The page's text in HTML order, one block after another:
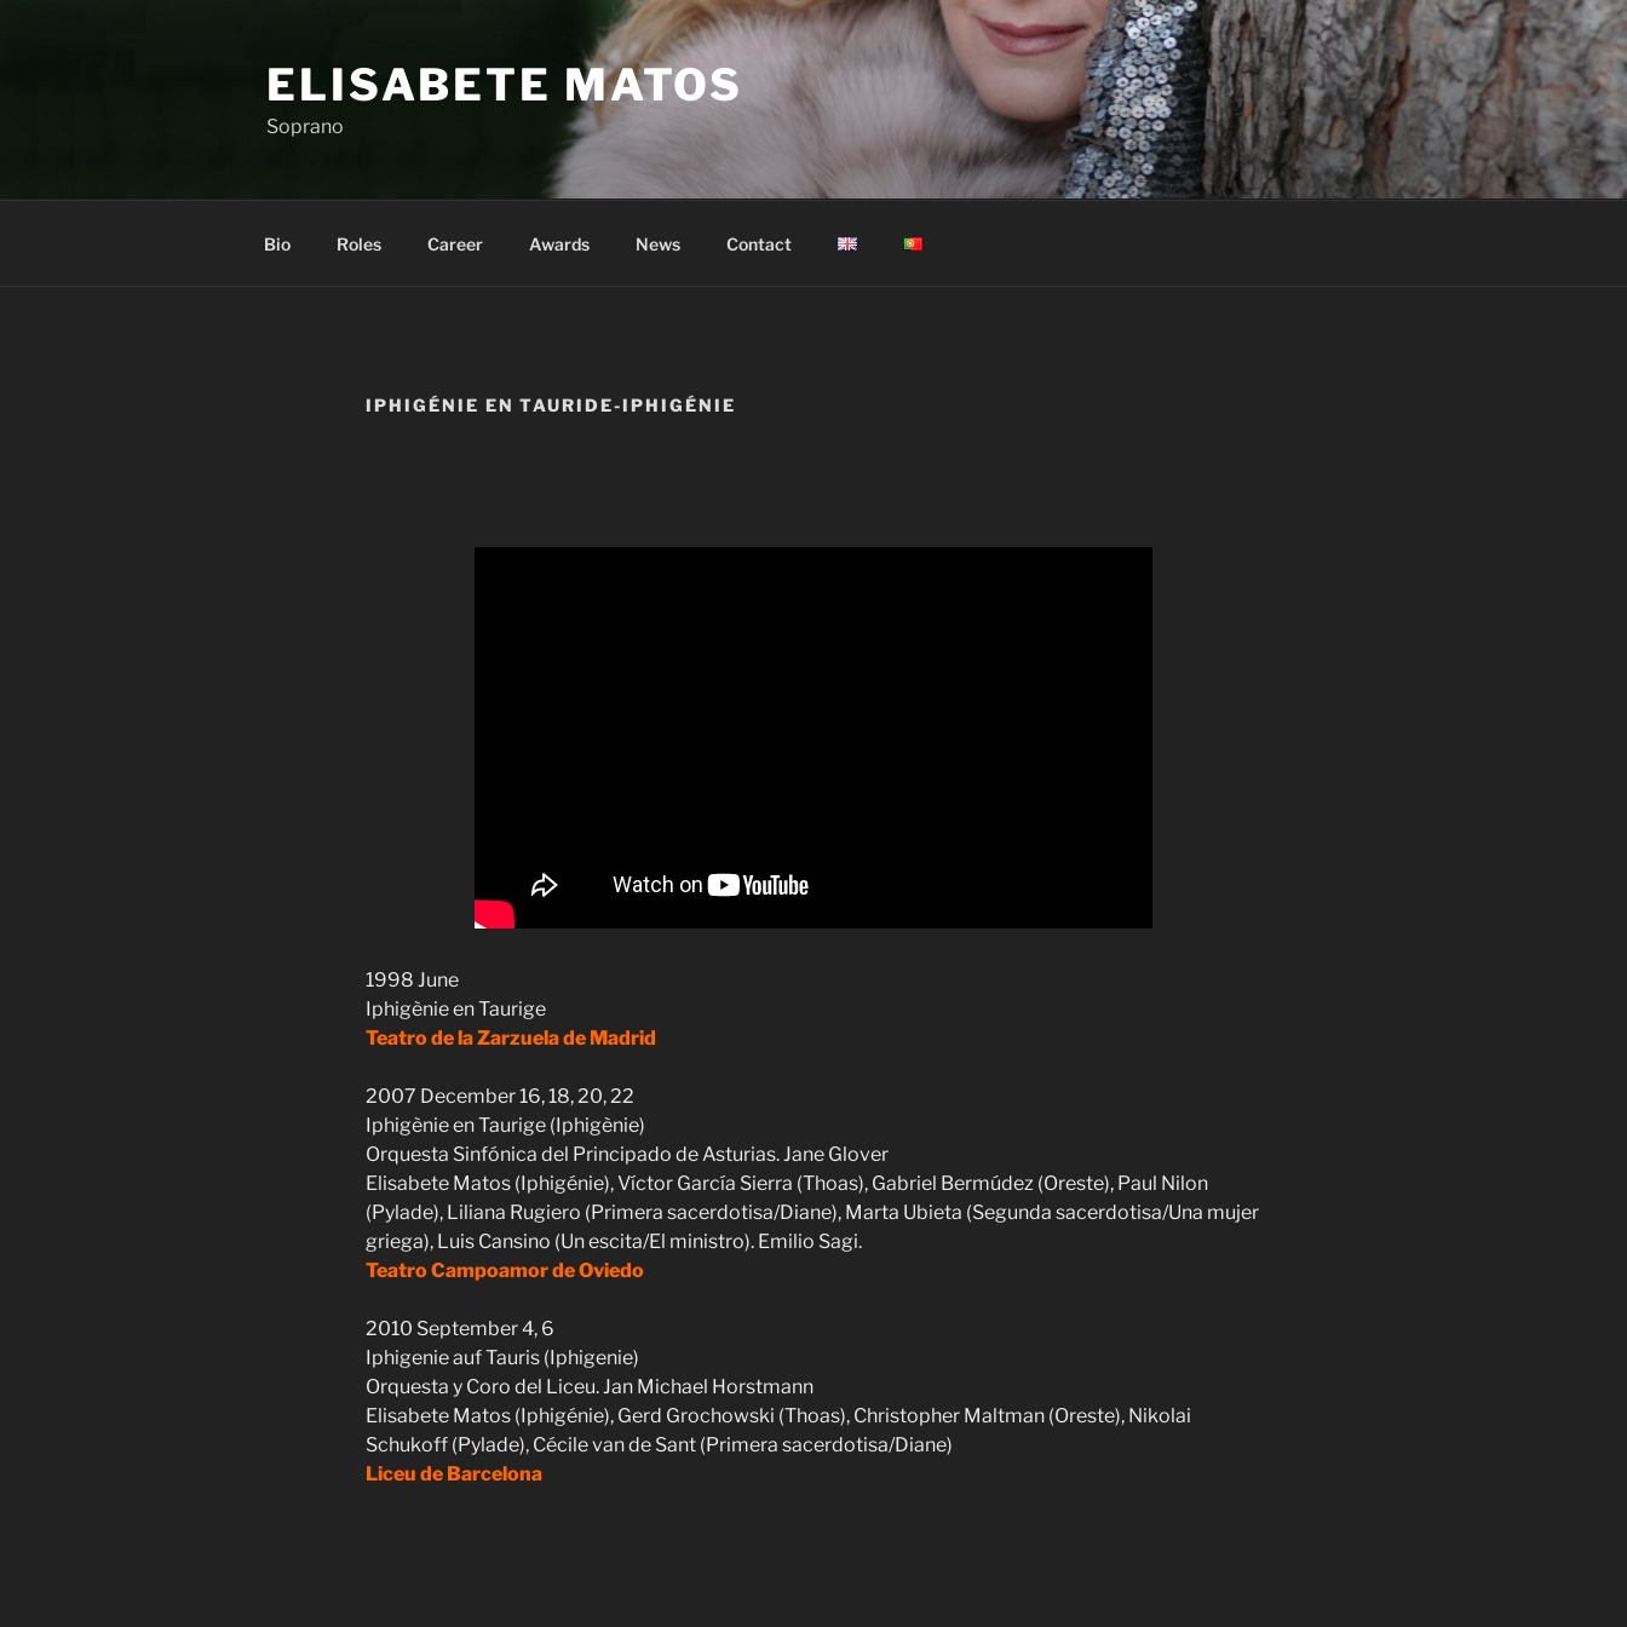
ELISABETE MATOS
Soprano
Bio Roles Career Awards News Contact
IPHIGÉNIE EN TAURIDE-IPHIGÉNIE
1998 June
Iphigènie en Taurige
Teatro de la Zarzuela de Madrid
2007 December 16, 18, 20, 22
Iphigènie en Taurige (Iphigènie)
Orquesta Sinfónica del Principado de Asturias. Jane Glover
Elisabete Matos (Iphigénie), Víctor García Sierra (Thoas), Gabriel Bermúdez (Oreste), Paul Nilon
(Pylade), Liliana Rugiero (Primera sacerdotisa/Diane), Marta Ubieta (Segunda sacerdotisa/Una mujer
griega), Luis Cansino (Un escita/El ministro). Emilio Sagi.
Teatro Campoamor de Oviedo
2010 September 4, 6
Iphigenie auf Tauris (Iphigenie)
Orquesta y Coro del Liceu. Jan Michael Horstmann
Elisabete Matos (Iphigénie), Gerd Grochowski (Thoas), Christopher Maltman (Oreste), Nikolai
Schukoff (Pylade), Cécile van de Sant (Primera sacerdotisa/Diane)
Liceu de Barcelona